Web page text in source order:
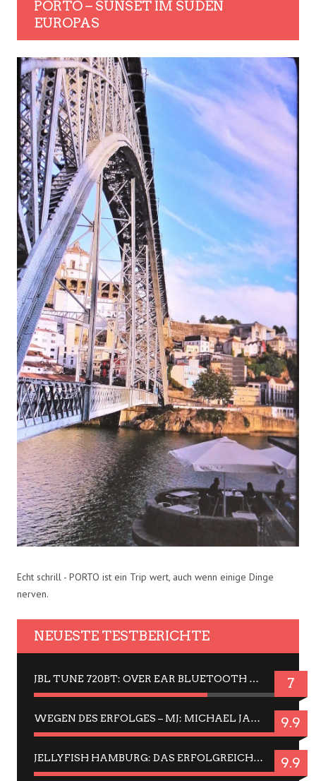
PORTO – SUNSET IM SÜDEN
EUROPAS
Echt schrill - PORTO ist ein Trip wert, auch wenn einige Dinge
nerven.
NEUESTE TESTBERICHTE
JBL TUNE 720BT: OVER EAR BLUETOOTH KOPFHÖRER UM DIE 50,-€ IM DAUER-TEST 7
WEGEN DES ERFOLGES – MJ: MICHAEL JACKSON MUSICAL IN EINER MATINEE SEHEN 9.9
JELLYFISH HAMBURG: DAS ERFOLGREICHE SOMMER-MENÜ 2025 IN GEFÜHLEN UND BILDERN 9.9